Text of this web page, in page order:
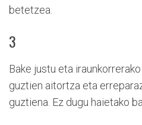
betetzea.
3
Bake justu eta
guztien aitortza eta
guztiena. Ez dugu haietako